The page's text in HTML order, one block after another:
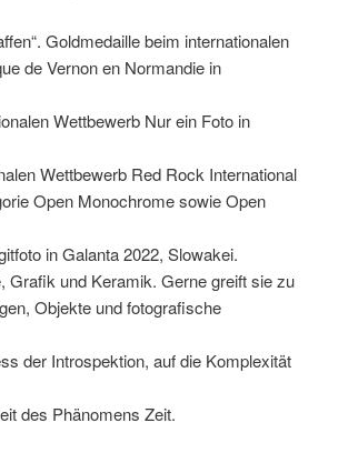
Goldmedaille beim internationalen
de Vernon en Normandie in
Wettbewerb Nur ein Foto in
Wettbewerb Red Rock International
Open Monochrome sowie Open
in Galanta 2022, Slowakei.
Grafik und Keramik. Gerne greift sie zu
Objekte und fotografische
der Introspektion, auf die Komplexität
des Phänomens Zeit.